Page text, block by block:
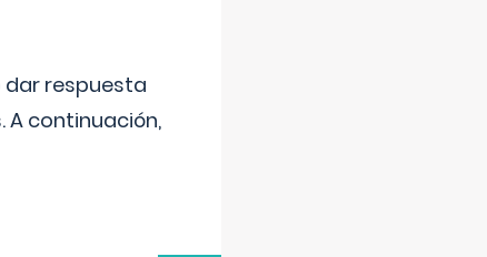
dar respuesta
continuación,